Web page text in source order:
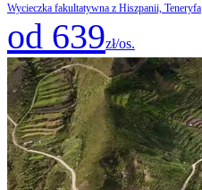
Wycieczka fakultatywna z Hiszpanii, Teneryfa
od 639zł/os.